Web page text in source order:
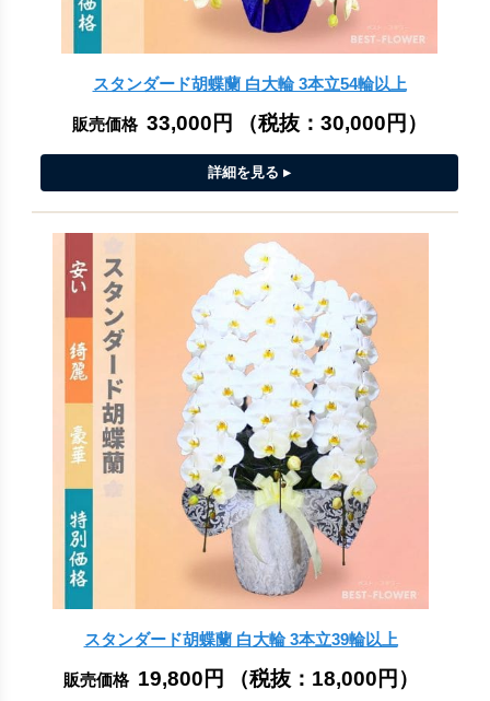
スタンダード胡蝶蘭 白大輪 3本立54輪以上
販売価格 33,000円 （税抜： 30,000円 ）
スタンダード胡蝶蘭 白大輪 3本立39輪以上
販売価格 19,800円 （税抜： 18,000円 ）